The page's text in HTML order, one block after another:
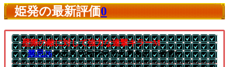
姫発の最新評価0
壁際の敵に対して強力な連撃キラーM
└禁忌26のボス1やボス3で火力を出しやすい